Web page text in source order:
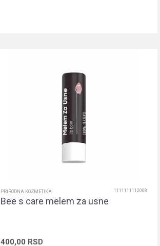
PRIRODNA KOZMETIKA 1111111112008
Bee s care melem za usne
400,00 RSD